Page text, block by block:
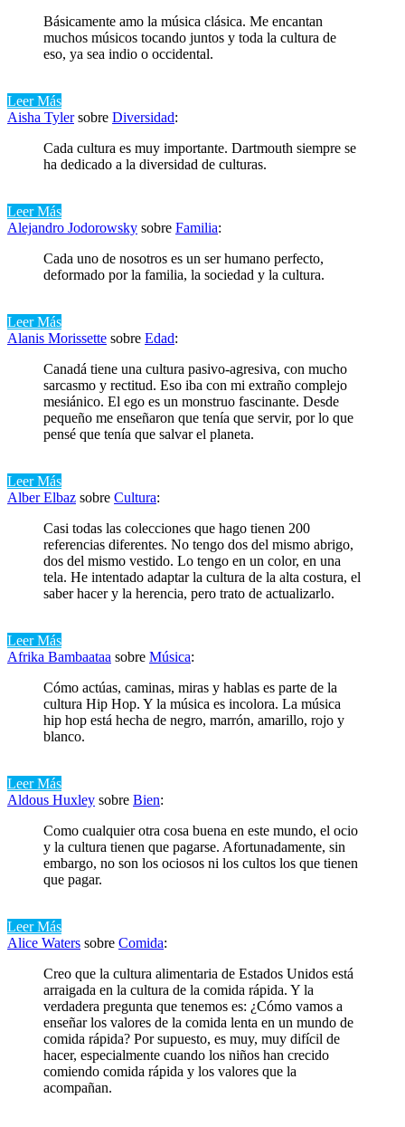
Básicamente amo la música clásica. Me encantan
muchos músicos tocando juntos y toda la cultura de
eso, ya sea indio o occidental.
Leer Más
Aisha Tylersobre Diversidad:
Cada cultura es muy importante. Dartmouth siempre se
ha dedicado a la diversidad de culturas.
Leer Más
Alejandro Jodorowsky sobre Familia:
Cada uno de nosotros es un ser humano perfecto,
deformado por la familia, la sociedad y la cultura.
Leer Más
Alanis Morissette sobre Edad:
Canadá tiene una cultura pasivo-agresiva, con mucho
sarcasmo y rectitud. Eso iba con mi extraño complejo
mesiánico. El ego es un monstruo fascinante. Desde
pequeño me enseñaron que tenía que servir, por lo que
pensé que tenía que salvar el planeta.
Leer Más
Alber Elbaz sobre Cultura:
Casi todas las colecciones que hago tienen 200
referencias diferentes. No tengo dos del mismo abrigo,
dos del mismo vestido. Lo tengo en un color, en una
tela. He intentado adaptar la cultura de la alta costura, el
saber hacer y la herencia, pero trato de actualizarlo.
Leer Más
Afrika Bambaataa sobre Música:
Cómo actúas, caminas, miras y hablas es parte de la
cultura Hip Hop. Y la música es incolora. La música
hip hop está hecha de negro, marrón, amarillo, rojo y
blanco.
Leer Más
Aldous Huxley sobre Bien:
Como cualquier otra cosa buena en este mundo, el ocio
y la cultura tienen que pagarse. Afortunadamente, sin
embargo, no son los ociosos ni los cultos los que tienen
que pagar.
Leer Más
Alice Waters sobre Comida:
Creo que la cultura alimentaria de Estados Unidos está
arraigada en la cultura de la comida rápida. Y la
verdadera pregunta que tenemos es: ¿Cómo vamos a
enseñar los valores de la comida lenta en un mundo de
comida rápida? Por supuesto, es muy, muy difícil de
hacer, especialmente cuando los niños han crecido
comiendo comida rápida y los valores que la
acompañan.